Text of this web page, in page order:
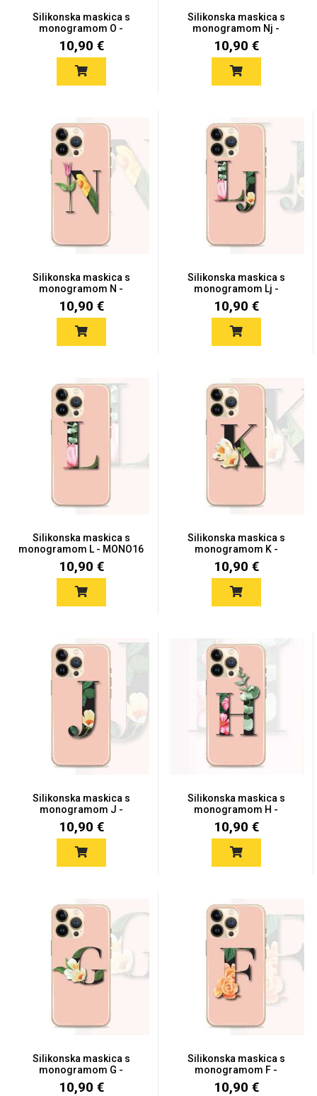
Silikonska maskica s
monogramom O -
MONO21
10,90 €
Silikonska maskica s
monogramom Nj -
MONO20
10,90 €
Silikonska maskica s
monogramom N -
MONO19
10,90 €
Silikonska maskica s
monogramom Lj -
MONO17
10,90 €
Silikonska maskica s
monogramom L - MONO16
10,90 €
Silikonska maskica s
monogramom K -
MONO15
10,90 €
Silikonska maskica s
monogramom J -
MONO14
10,90 €
Silikonska maskica s
monogramom H -
MONO12
10,90 €
Silikonska maskica s
monogramom G -
MONO11
10,90 €
Silikonska maskica s
monogramom F -
MONO10
10,90 €